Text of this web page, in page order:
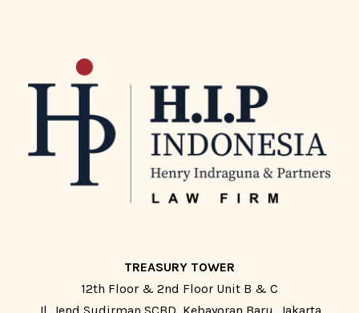
TREASURY TOWER
12th Floor & 2nd Floor Unit B & C